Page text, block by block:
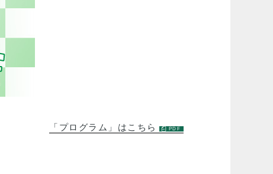
「プログラム」はこちら